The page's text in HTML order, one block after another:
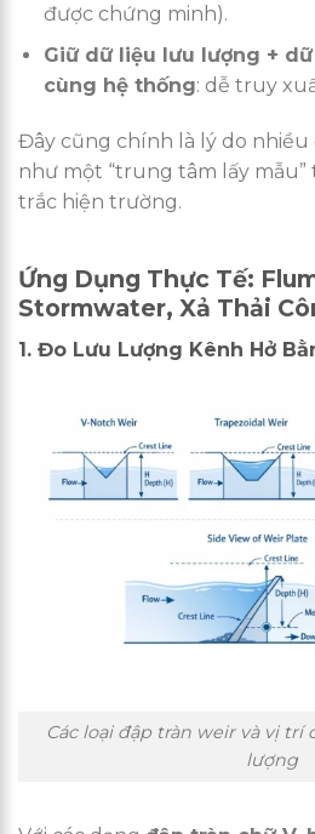
được chứng minh).
Giữ dữ liệu lưu lượng +
cùng hệ thống: dễ truy
Đây cũng chính là lý do nhiều
như một “trung tâm lấy
trắc hiện trường.
Ứng Dụng Thực Tế:
Stormwater, Xả Thải
1. Đo Lưu Lượng Kênh Hở
Các loại đập tràn weir và vị
lượng